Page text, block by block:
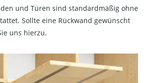
und Türen sind standardmäßig ohne
Sollte eine Rückwand gewünscht
uns hierzu.